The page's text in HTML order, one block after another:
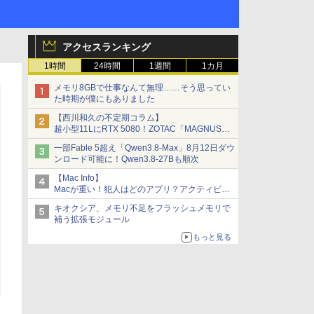
アクセスランキング
1時間 24時間 1週間 1カ月
メモリ8GBで仕事なんて無理……そう思ってい
た時期が僕にもありました
【西川和久の不定期コラム】
超小型11LにRTX 5080！ZOTAC「MAGNUS
ONE」最上位機の実力を探る
一部Fable 5超え「Qwen3.8-Max」8月12日ダウ
ンロード可能に！Qwen3.8-27Bも順次
【Mac Info】
Macが重い！犯人はどのアプリ？アクティビテ
ィモニタで突き止める
キオクシア、メモリ不足をフラッシュメモリで
補う拡張モジュール
もっと見る